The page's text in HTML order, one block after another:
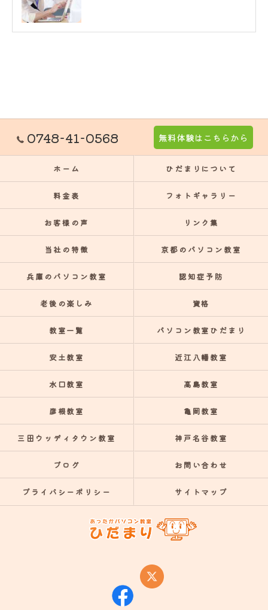
0748-41-0568 無料体験はこちらから
ホーム ひだまりについて
料金表 フォトギャラリー
お客様の声 リンク集
当社の特徴 京都のパソコン教室
兵庫のパソコン教室 認知症予防
老後の楽しみ 資格
教室一覧 パソコン教室ひだまり
安土教室 近江八幡教室
水口教室 高島教室
彦根教室 亀岡教室
三田ウッディタウン教室 神戸名谷教室
ブログ お問い合わせ
プライバシーポリシー サイトマップ